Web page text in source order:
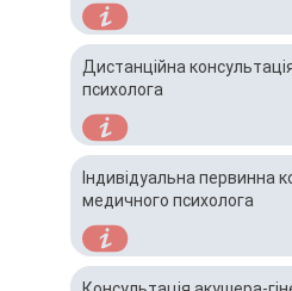
Дистанційна
психолога
Індивідуальна первинна
медичного психолога